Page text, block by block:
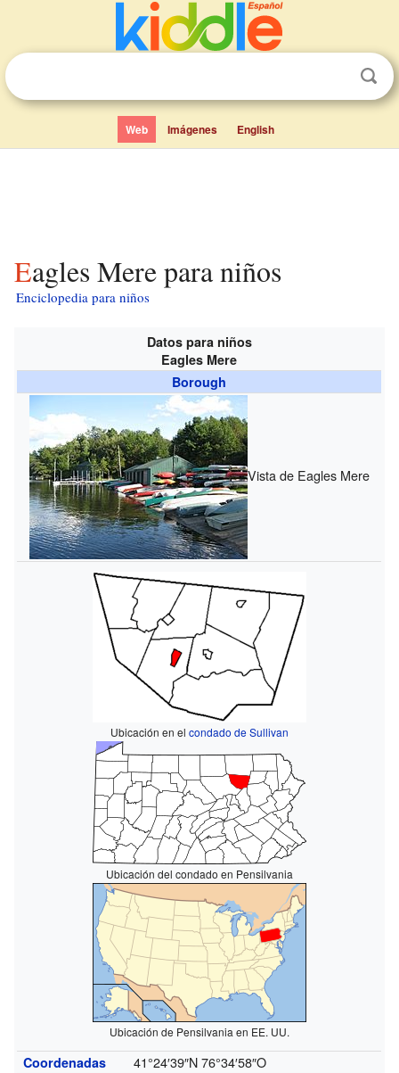
Web Imágenes English
Eagles Mere para niños
Enciclopedia para niños
Datos para niños
Eagles Mere
Borough
Vista de Eagles Mere
Ubicación en el condado de Sullivan
Ubicación del condado en Pensilvania
Ubicación de Pensilvania en EE. UU.
Coordenadas 41°24′39″N 76°34′58″O